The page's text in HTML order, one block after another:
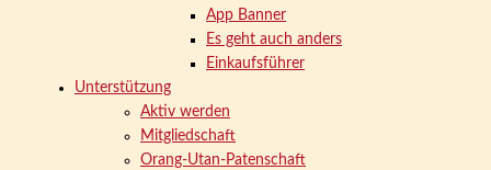
App Banner
Es geht auch anders
Einkaufsführer
Unterstützung
Aktiv werden
Mitgliedschaft
Orang-Utan-Patenschaft